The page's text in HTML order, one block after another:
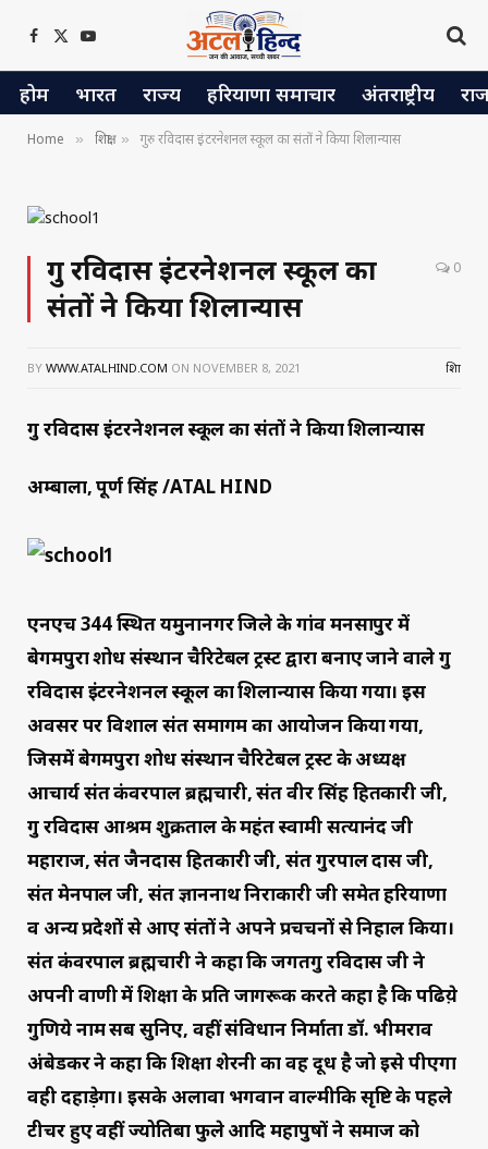
Facebook
X
(Twitter)
YouTube
होम भारत राज्य हरियाणा समाचार अंतराष्ट्रीय
Home » शिक्षा » गुरु रविदास इंटरनेशनल स्कूल का संतों ने किया शिलान्यास
गुरु रविदास इंटरनेशनल स्कूल का
संतों ने किया शिलान्यास
0
BY WWW.ATALHIND.COM ON NOVEMBER 8, 2021 शिक्षा
गुरु रविदास इंटरनेशनल स्कूल का संतों ने किया शिलान्यास
अम्बाला, पूर्ण सिंह /ATAL HIND
एनएच 344 स्थित यमुनानगर जिले के गांव मनसापुर में
बेगमपुरा शोध संस्थान चैरिटेबल ट्रस्ट द्वारा बनाए जाने वाले गुरु
रविदास इंटरनेशनल स्कूल का शिलान्यास किया गया। इस
अवसर पर विशाल संत समागम का आयोजन किया गया,
जिसमें बेगमपुरा शोध संस्थान चैरिटेबल ट्रस्ट के अध्यक्ष
आचार्य संत कंवरपाल ब्रह्मचारी, संत वीर सिंह हितकारी जी,
गुरु रविदास आश्रम शुक्रताल के महंत स्वामी सत्यानंद जी
महाराज, संत जैनदास हितकारी जी, संत गुरपाल दास जी,
संत मेनपाल जी, संत ज्ञाननाथ निराकारी जी समेत हरियाणा
व अन्य प्रदेशों से आए संतों ने अपने प्रचचनों से निहाल किया।
संत कंवरपाल ब्रह्मचारी ने कहा कि जगतगुरु रविदास जी ने
अपनी वाणी में शिक्षा के प्रति जागरूक करते कहा है कि पढिय़े
गुणिये नाम सब सुनिए, वहीं संविधान निर्माता डॉ. भीमराव
अंबेडकर ने कहा कि शिक्षा शेरनी का वह दूध है जो इसे पीएगा
वही दहाड़ेगा। इसके अलावा भगवान वाल्मीकि सृष्टि के पहले
टीचर हुए वहीं ज्योतिबा फुले आदि महापुरुषों ने समाज को